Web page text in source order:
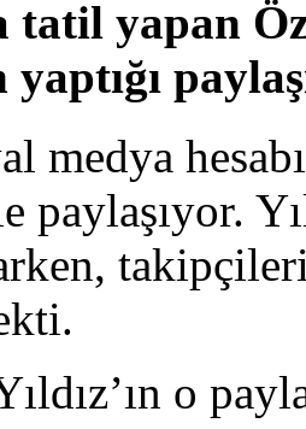
tatil yapan
yaptığı
medya
o